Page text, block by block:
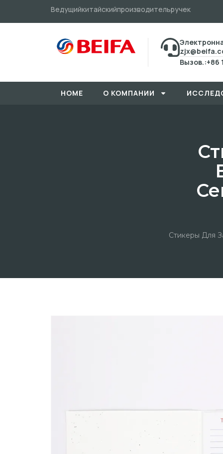
Ведущийкитайскийпроизводительручек
Вызов.:+86
HOME О КОМПАНИИ
Стикеры Для